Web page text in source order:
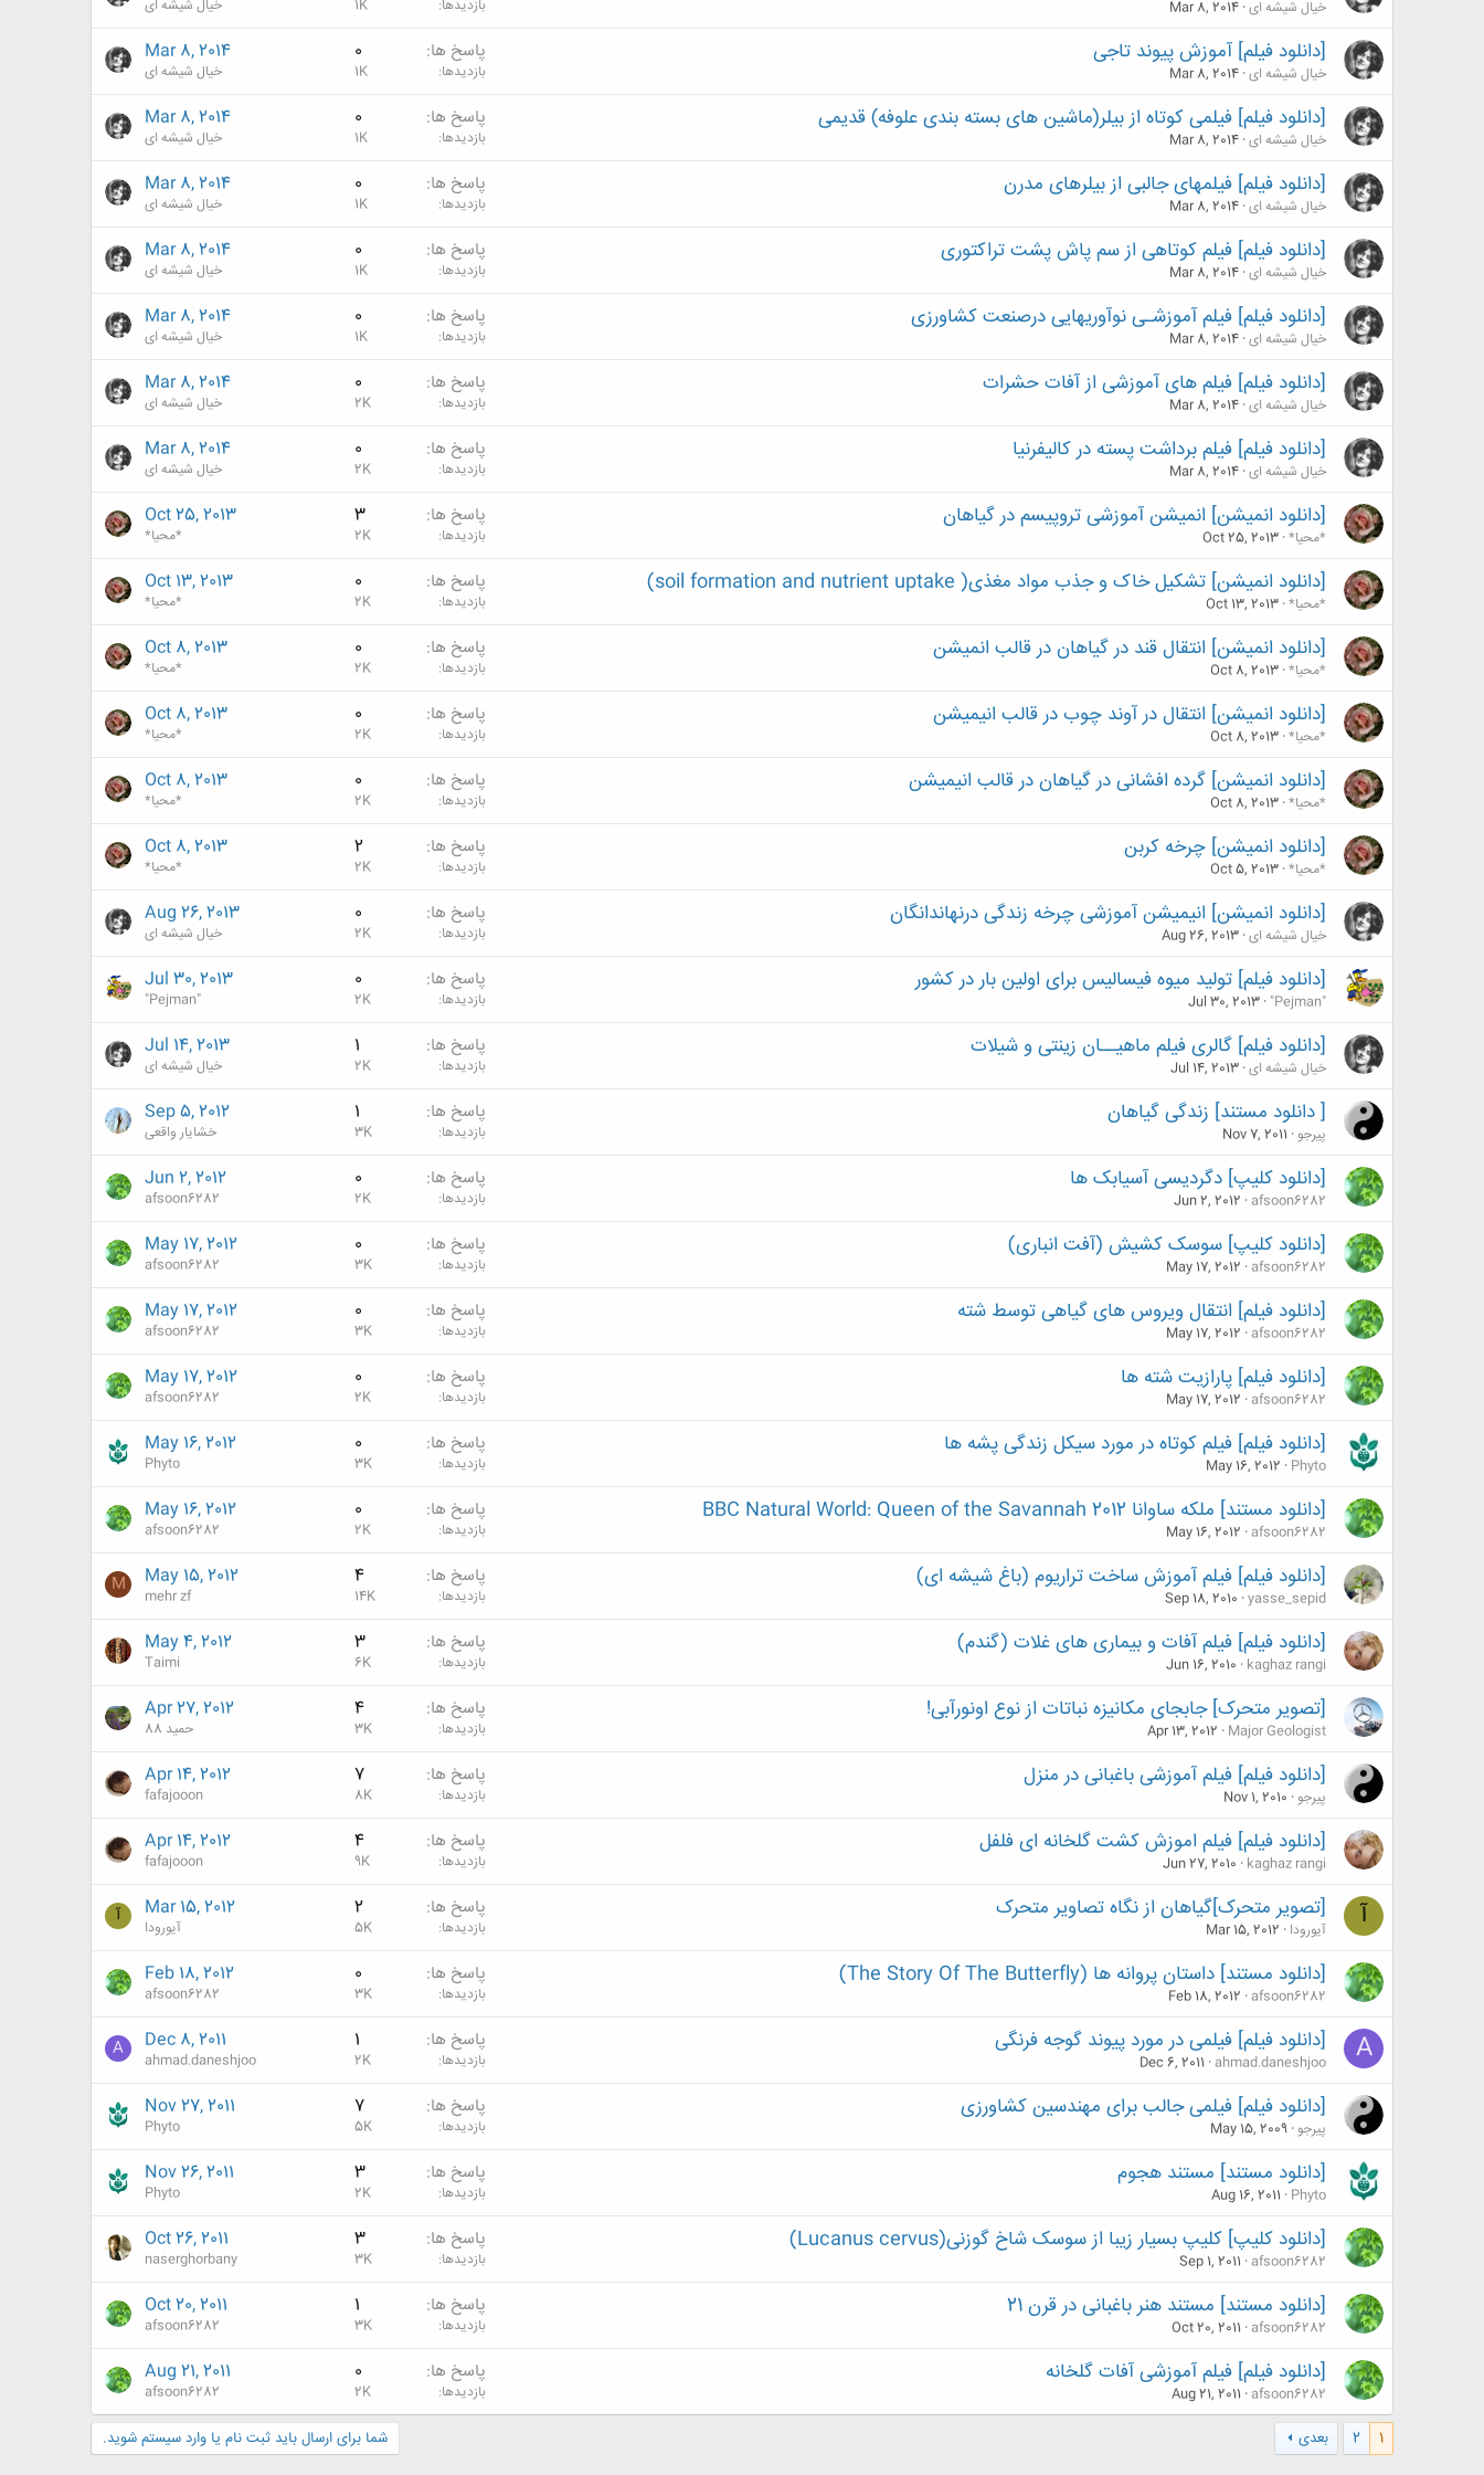
خیال شیشه ای Mar 8, 2014 بازدیدها 1K خیال شیشه ای
[دانلود فیلم] آموزش پیوند تاجی
خیال شیشه ای Mar 8, 2014
پاسخ ها 0
بازدیدها 1K
Mar 8, 2014
خیال شیشه ای
[دانلود فیلم] فیلمی کوتاه از بیلر(ماشین های بسته بندی علوفه) قدیمی
خیال شیشه ای Mar 8, 2014
پاسخ ها 0
بازدیدها 1K
Mar 8, 2014
خیال شیشه ای
[دانلود فیلم] فیلمهای جالبی از بیلرهای مدرن
خیال شیشه ای Mar 8, 2014
پاسخ ها 0
بازدیدها 1K
Mar 8, 2014
خیال شیشه ای
[دانلود فیلم] فیلم کوتاهی از سم پاش پشت تراکتوری
خیال شیشه ای Mar 8, 2014
پاسخ ها 0
بازدیدها 1K
Mar 8, 2014
خیال شیشه ای
[دانلود فیلم] فیلم آموزشـی نوآوریهایی درصنعت کشاورزی
خیال شیشه ای Mar 8, 2014
پاسخ ها 0
بازدیدها 1K
Mar 8, 2014
خیال شیشه ای
[دانلود فیلم] فیلم های آموزشی از آفات حشرات
خیال شیشه ای Mar 8, 2014
پاسخ ها 0
بازدیدها 2K
Mar 8, 2014
خیال شیشه ای
[دانلود فیلم] فیلم برداشت پسته در کالیفرنیا
خیال شیشه ای Mar 8, 2014
پاسخ ها 0
بازدیدها 2K
Mar 8, 2014
خیال شیشه ای
[دانلود انمیشن] انمیشن آموزشی تروپیسم در گیاهان
*محیا* Oct 25, 2013
پاسخ ها 3
بازدیدها 2K
Oct 25, 2013
*محیا*
[دانلود انمیشن] تشکیل خاک و جذب مواد مغذی( soil formation and nutrient uptake)
*محیا* Oct 13, 2013
پاسخ ها 0
بازدیدها 2K
Oct 13, 2013
*محیا*
[دانلود انمیشن] انتقال قند در گیاهان در قالب انمیشن
*محیا* Oct 8, 2013
پاسخ ها 0
بازدیدها 2K
Oct 8, 2013
*محیا*
[دانلود انمیشن] انتقال در آوند چوب در قالب انیمیشن
*محیا* Oct 8, 2013
پاسخ ها 0
بازدیدها 2K
Oct 8, 2013
*محیا*
[دانلود انمیشن] گرده افشانی در گیاهان در قالب انیمیشن
*محیا* Oct 8, 2013
پاسخ ها 0
بازدیدها 2K
Oct 8, 2013
*محیا*
[دانلود انمیشن] چرخه کربن
*محیا* Oct 5, 2013
پاسخ ها 2
بازدیدها 2K
Oct 8, 2013
*محیا*
[دانلود انمیشن] انیمیشن آموزشی چرخه زندگی درنهاندانگان
خیال شیشه ای Aug 26, 2013
پاسخ ها 0
بازدیدها 2K
Aug 26, 2013
خیال شیشه ای
[دانلود فیلم] تولید میوه فیسالیس برای اولین بار در کشور
"Pejman"
Jul 30, 2013
پاسخ ها 0
بازدیدها 2K
Jul 30, 2013
"Pejman"
[دانلود فیلم] گالری فیلم ماهیــان زینتی و شیلات
خیال شیشه ای Jul 14, 2013
پاسخ ها 1
بازدیدها 2K
Jul 14, 2013
خیال شیشه ای
[ دانلود مستند] زندگی گیاهان
پیرجو Nov 7, 2011
پاسخ ها 1
بازدیدها 3K
Sep 5, 2012
خشایار واقعی
[دانلود کلیپ] دگردیسی آسیابک ها
afsoon6282
Jun 2, 2012
پاسخ ها 0
بازدیدها 2K
Jun 2, 2012
afsoon6282
[دانلود کلیپ] سوسک کشیش (آفت انباری)
afsoon6282
May 17, 2012
پاسخ ها 0
بازدیدها 3K
May 17, 2012
afsoon6282
[دانلود فیلم] انتقال ویروس های گیاهی توسط شته
afsoon6282
May 17, 2012
پاسخ ها 0
بازدیدها 3K
May 17, 2012
afsoon6282
[دانلود فیلم] پارازیت شته ها
afsoon6282
May 17, 2012
پاسخ ها 0
بازدیدها 2K
May 17, 2012
afsoon6282
[دانلود فیلم] فیلم کوتاه در مورد سیکل زندگی پشه ها
Phyto
May 16, 2012
پاسخ ها 0
بازدیدها 3K
May 16, 2012
Phyto
[دانلود مستند] ملکه ساوانا BBC Natural World: Queen of the Savannah 2012
afsoon6282
May 16, 2012
پاسخ ها 0
بازدیدها 2K
May 16, 2012
afsoon6282
[دانلود فیلم] فیلم آموزش ساخت تراریوم (باغ شیشه ای)
yasse_sepid
Sep 18, 2010
پاسخ ها 4
بازدیدها 14K
May 15, 2012
mehr zf
M
[دانلود فیلم] فیلم آفات و بیماری های غلات (گندم)
kaghaz rangi
Jun 16, 2010
پاسخ ها 3
بازدیدها 6K
May 4, 2012
Taimi
[تصویر متحرک] جابجای مکانیزه نباتات از نوع اونورآبی!
Major Geologist
Apr 13, 2012
پاسخ ها 4
بازدیدها 3K
Apr 27, 2012
حمید 88
[دانلود فیلم] فیلم آموزشی باغبانی در منزل
پیرجو Nov 1, 2010
پاسخ ها 7
بازدیدها 8K
Apr 14, 2012
fafajooon
[دانلود فیلم] فیلم اموزش کشت گلخانه ای فلفل
kaghaz rangi
Jun 27, 2010
پاسخ ها 4
بازدیدها 9K
Apr 14, 2012
fafajooon
آ [تصویر متحرک]گیاهان از نگاه تصاویر متحرک
آیورودا Mar 15, 2012
پاسخ ها 2
بازدیدها 5K
Mar 15, 2012
آیورودا آ
[دانلود مستند] داستان پروانه ها (The Story Of The Butterfly)
afsoon6282
Feb 18, 2012
پاسخ ها 0
بازدیدها 3K
Feb 18, 2012
afsoon6282
A [دانلود فیلم] فیلمی در مورد پیوند گوجه فرنگی
ahmad.daneshjoo
Dec 6, 2011
پاسخ ها 1
بازدیدها 2K
Dec 8, 2011
ahmad.daneshjoo
A
[دانلود فیلم] فیلمی جالب برای مهندسین کشاورزی
پیرجو May 15, 2009
پاسخ ها 7
بازدیدها 5K
Nov 27, 2011
Phyto
[دانلود مستند] مستند هجوم
Phyto
Aug 16, 2011
پاسخ ها 3
بازدیدها 2K
Nov 26, 2011
Phyto
[دانلود کلیپ] کلیپ بسیار زیبا از سوسک شاخ گوزنی(Lucanus cervus)
afsoon6282
Sep 1, 2011
پاسخ ها 3
بازدیدها 3K
Oct 26, 2011
naserghorbany
[دانلود مستند] مستند هنر باغبانی در قرن 21
afsoon6282
Oct 20, 2011
پاسخ ها 1
بازدیدها 3K
Oct 20, 2011
afsoon6282
[دانلود فیلم] فیلم آموزشی آفات گلخانه
afsoon6282
Aug 21, 2011
پاسخ ها 0
بازدیدها 2K
Aug 21, 2011
afsoon6282
1
2 بعدی شما برای ارسال باید ثبت نام یا وارد سیستم شوید.